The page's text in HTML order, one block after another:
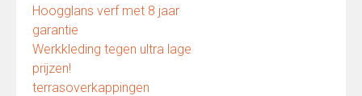
Hoogglans verf met 8 jaar
garantie
Werkkleding tegen ultra lage
prijzen!
terrasoverkappingen